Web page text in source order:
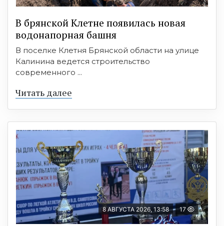
В брянской Клетне появилась новая
водонапорная башня
В поселке Клетня Брянской области на улице
Калинина ведется строительство
современного ...
Читать далее
8 АВГУСТА 2026, 13:58 17